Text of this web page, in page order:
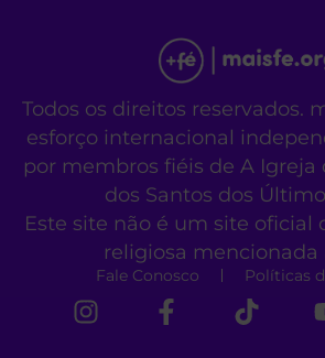
Todos os direitos reservados.
esforço internacional
por membros fiéis de A Igreja
dos Santos dos
Este site não é um site oficial
religiosa mencionada
Fale Conosco Políticas